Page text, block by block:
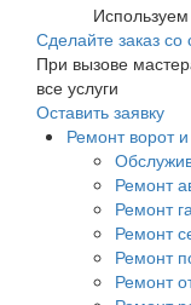
Сделайте заказ со
При вызове
все услуги
Оставить заявку
Ремонт ворот
Ремонт
Ремонт
Ремонт
Ремонт
Ремонт